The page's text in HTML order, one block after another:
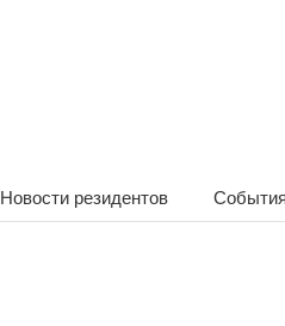
Новости резидентов